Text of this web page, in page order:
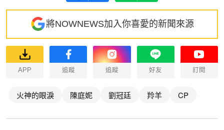
將NOWNEWS加入你喜愛的新聞來源
APP 追蹤 追蹤 好友 訂閱
火神的眼淚 陳庭妮 劉冠廷 羚羊 CP